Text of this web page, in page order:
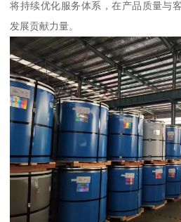
将持续优化服务体系，在产品质量与
发展贡献力量。